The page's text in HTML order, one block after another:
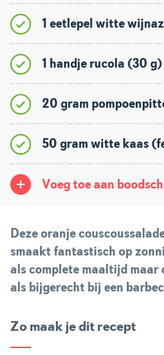
1 eetlepel witte
1 handje rucola (30 g)
20 gram
50 gram witte kaas
Voeg toe aan
Deze oranje
smaakt fantastisch op
als complete maaltijd maar
als bijgerecht bij een
Zo maak je dit recept